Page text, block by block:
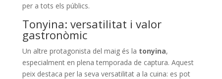
per a tots els públics.
​Tonyina: versatilitat i valor
gastronòmic
Un altre protagonista del maig és la tonyina,
especialment en plena temporada de captura. Aquest
peix destaca per la seva versatilitat a la cuina: es pot